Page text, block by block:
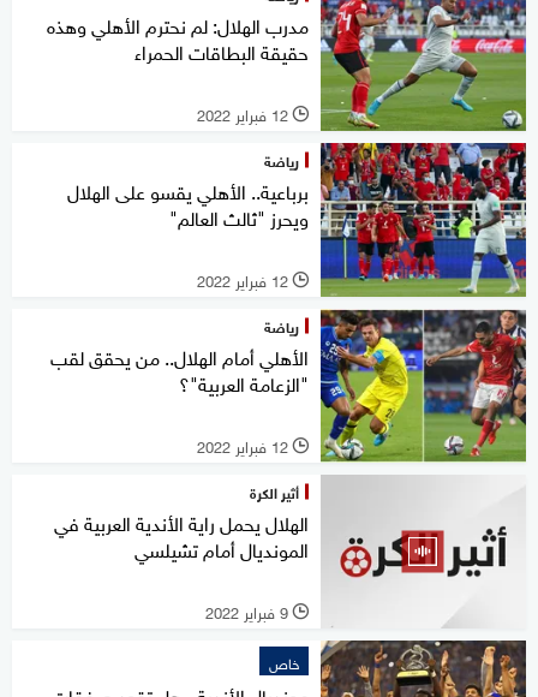
مدرب الهلال: لم نحترم الأهلي وهذه
حقيقة البطاقات الحمراء
l 12 فبراير 2022
رياضة
برباعية.. الأهلي يقسو على الهلال
ويحرز "ثالث العالم"
l 12 فبراير 2022
رياضة
الأهلي أمام الهلال.. من يحقق لقب
"الزعامة العربية"؟
l 12 فبراير 2022
أثير الكرة
الهلال يحمل راية الأندية العربية في
المونديال أمام تشيلسي
l 9 فبراير 2022
خاص